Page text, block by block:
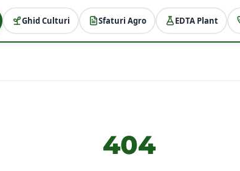
Ghid Culturi Sfaturi Agro EDTA Plant
404